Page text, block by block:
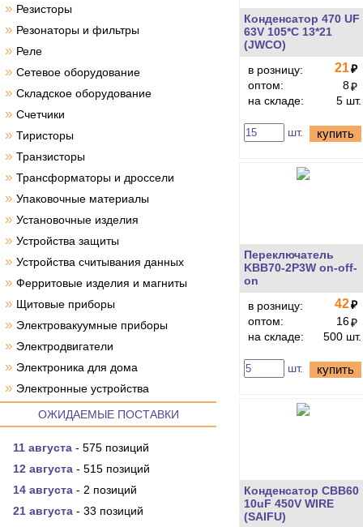
» Резисторы
» Резонаторы и фильтры
» Реле
» Сетевое оборудование
» Складское оборудование
» Счетчики
» Тиристоры
» Транзисторы
» Трансформаторы и дроссели
» Упаковочные материалы
» Установочные изделия
» Устройства защиты
» Устройства считывания данных
» Ферритовые изделия и магниты
» Щитовые приборы
» Электровакуумные приборы
» Электродвигатели
» Электроника для дома
» Электронные устройства
ОЖИДАЕМЫЕ ПОСТАВКИ
11 августа - 575 позиций
12 августа - 515 позиций
14 августа - 2 позиций
21 августа - 33 позиций
Конденсатор 470 UF
63V 105*C 13*21
(JWCO)
в розницу:
21₽
оптом:
8₽
на складе:
5 шт.
шт. купить
Переключатель
KBB70-2P3W on-off-
on
в розницу:
42₽
оптом:
16₽
на складе:
500 шт.
шт. купить
Конденсатор CBB60
10uF 450V WIRE
(SAIFU)